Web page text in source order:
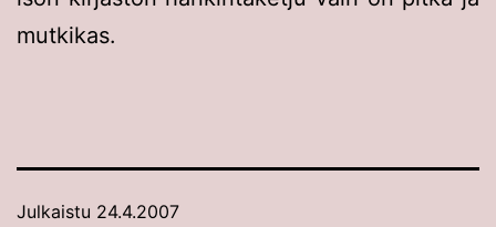
mutkikas.
Julkaistu 24.4.2007